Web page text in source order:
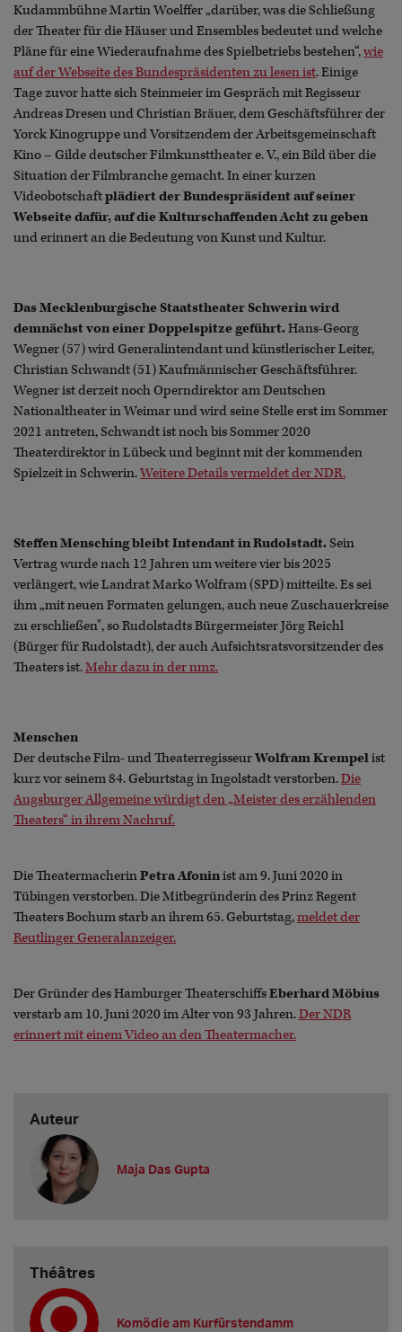
Kudammbühne Martin Woelffer „darüber, was die Schließung
der Theater für die Häuser und Ensembles bedeutet und welche
Pläne für eine Wiederaufnahme des Spielbetriebs bestehen“,wie
auf der Webseite des Bundespräsidenten zu lesen ist. Einige
Tage zuvor hatte sich Steinmeier im Gespräch mit Regisseur
Andreas Dresen und Christian Bräuer, dem Geschäftsführer der
Yorck Kinogruppe und Vorsitzendem der Arbeitsgemeinschaft
Kino – Gilde deutscher Filmkunsttheater e. V., ein Bild über die
Situation der Filmbranche gemacht. In einer kurzen
Videobotschaftplädiert der Bundespräsident auf seiner
Webseite dafür, auf die Kulturschaffenden Acht zu geben
und erinnert an die Bedeutung von Kunst und Kultur.
Das Mecklenburgische Staatstheater Schwerin wird
demnächst von einer Doppelspitze geführt.Hans-Georg
Wegner (57) wird Generalintendant und künstlerischer Leiter,
Christian Schwandt (51) Kaufmännischer Geschäftsführer.
Wegner ist derzeit noch Operndirektor am Deutschen
Nationaltheater in Weimar und wird seine Stelle erst im Sommer
2021 antreten, Schwandt ist noch bis Sommer 2020
Theaterdirektor in Lübeck und beginnt mit der kommenden
Spielzeit in Schwerin.Weitere Details vermeldet der NDR.
Steffen Mensching bleibt Intendant in Rudolstadt.Sein
Vertrag wurde nach 12 Jahren um weitere vier bis 2025
verlängert, wie Landrat Marko Wolfram (SPD) mitteilte. Es sei
ihm „mit neuen Formaten gelungen, auch neue Zuschauerkreise
zu erschließen", so Rudolstadts Bürgermeister Jörg Reichl
(Bürger für Rudolstadt), der auch Aufsichtsratsvorsitzender des
Theaters ist.Mehr dazu in der nmz.
Menschen
Der deutsche Film- und TheaterregisseurWolfram Krempelist
kurz vor seinem 84. Geburtstag in Ingolstadt verstorben.Die
Augsburger Allgemeine würdigt den „Meister des erzählenden
Theaters“ in ihrem Nachruf.
Die TheatermacherinPetra Afoninist am 9. Juni 2020 in
Tübingen verstorben. Die Mitbegründerin des Prinz Regent
Theaters Bochum starb an ihrem 65. Geburtstag,meldet der
Reutlinger Generalanzeiger.
Der Gründer des Hamburger TheaterschiffsEberhard Möbius
verstarb am 10. Juni 2020 im Alter von 93 Jahren.Der NDR
erinnert mit einem Video an den Theatermacher.
Auteur
Maja Das Gupta
Théâtres
Komödie am Kurfürstendamm